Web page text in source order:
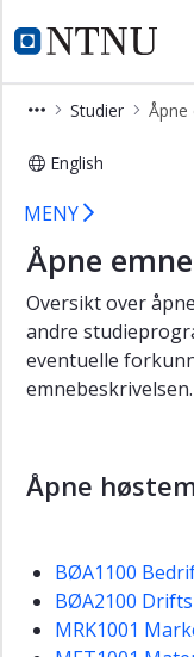
NTNU Hjemmeside
NTNU
Studier Åpne
English
Åpne emner
×
Kontakt
Åpne
NTNU
Handelshøyskolen
Statsautorisert
regnskapsfører
Forskning
Om
Handelshøyskolen
MENY
Åpne
Oversikt over
andre
eventuelle
emnebeskrivelsen.
Åpne
BØA1100
BØA2100
MRK1001